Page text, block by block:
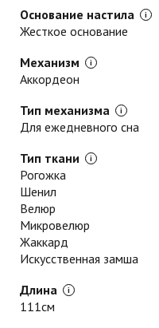
Основание настила
Жесткое основание
Механизм
Аккордеон
Тип механизма
Для ежедневного сна
Тип ткани
Рогожка
Шенил
Велюр
Микровелюр
Жаккард
Искусственная замша
Длина
111см